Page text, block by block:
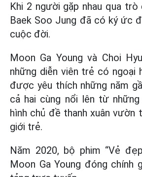
Khi 2 người gặp nhau qua
Baek Soo Jung đã có ký ức
cuộc đời.
Moon Ga Young và Choi
những diễn viên trẻ có ngoại
được yêu thích những năm
cả hai cùng nổi lên từ
hình chủ đề thanh xuân vườn
giới trẻ.
Năm 2020, bộ phim “Vẻ
Moon Ga Young đóng chính